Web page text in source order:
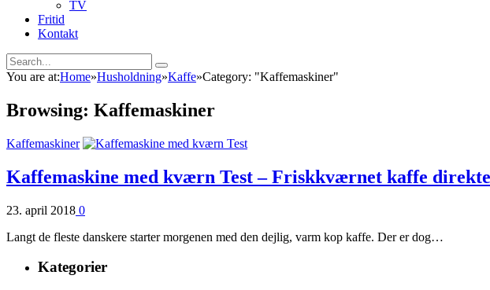
TV
Fritid
Kontakt
You are at:Home»Husholdning»Kaffe»Category: "Kaffemaskiner"
Browsing: Kaffemaskiner
Kaffemaskiner
Kaffemaskine med kværn Test – Friskkværnet kaffe
23. april 2018 0
Langt de fleste danskere starter morgenen med den dejlig, varm kop kaffe. Der er dog…
Kategorier